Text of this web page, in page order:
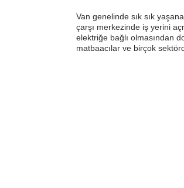
Van genelinde sık sık
çarşı merkezinde iş yerini
elektriğe bağlı olmasından
matbaacılar ve birçok